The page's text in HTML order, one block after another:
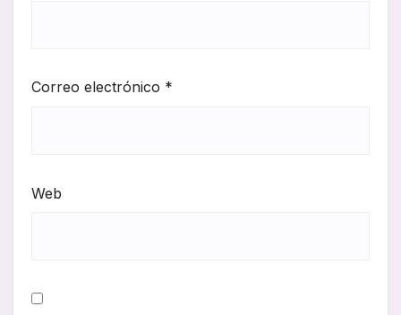
Correo electrónico *
Web